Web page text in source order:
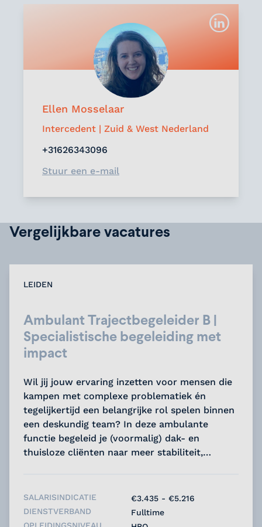
Ellen Mosselaar
Intercedent | Zuid & West Nederland
+31626343096
Stuur een e-mail
Vergelijkbare vacatures
LEIDEN
Ambulant Trajectbegeleider B |
Specialistische begeleiding met
impact
Wil jij jouw ervaring inzetten voor mensen die
kampen met complexe problematiek én
tegelijkertijd een belangrijke rol spelen binnen
een deskundig team? In deze ambulante
functie begeleid je (voormalig) dak- en
thuisloze cliënten naar meer stabiliteit,
SALARISINDICATIE
€3.435 - €5.216
DIENSTVERBAND
Fulltime
OPLEIDINGSNIVEAU